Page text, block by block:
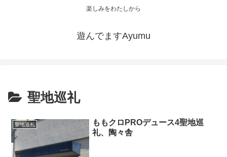
楽しみをわたしから
遊んでますAyumu
聖地巡礼
聖地巡礼
ももクロPROデュース4聖地巡
礼、陶々舎